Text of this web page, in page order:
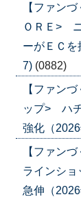
【ファン
ＯＲＥ>
ーがＥＣを
7) (0882)
【ファン
ップ> ハ
強化（
【ファン
ラインシ
急伸（